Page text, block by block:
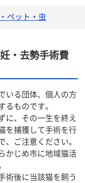
ペット・虫
・去勢手術費
いる団体、個人の方
ものです。
に、その一生を終え
を捕獲して手術を行
ご注意ください。
かじめ市に地域猫活
術後に当該猫を飼う